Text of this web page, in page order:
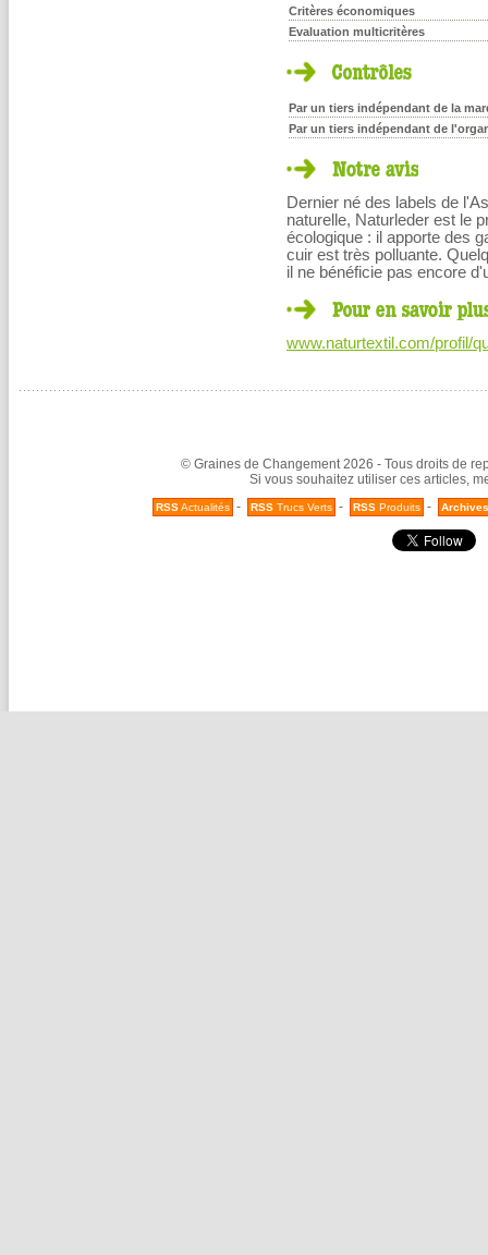
Critères économiques
Evaluation multicritères
Par un tiers indépendant de la
Par un tiers indépendant de
Dernier né des labels de
naturelle, Naturleder est le
écologique : il apporte des
cuir est très polluante.
il ne bénéficie pas encore
www.naturtextil.com/profil/
© Graines de Changement 2026 - Tous droits de
Si vous souhaitez utiliser ces articles,
RSSActualités - RSS Trucs Verts - RSS Produits - Archives